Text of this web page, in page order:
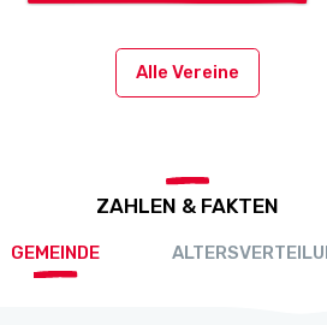
Alle Vereine
ZAHLEN & FAKTEN
GEMEINDE